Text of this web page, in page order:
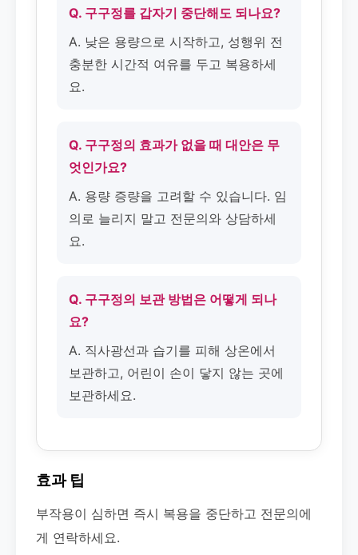
Q. 구구정를 갑자기 중단해도 되나요?
A. 낮은 용량으로 시작하고, 성행위 전
충분한 시간적 여유를 두고 복용하세
요.
Q. 구구정의 효과가 없을 때 대안은 무
엇인가요?
A. 용량 증량을 고려할 수 있습니다. 임
의로 늘리지 말고 전문의와 상담하세
요.
Q. 구구정의 보관 방법은 어떻게 되나
요?
A. 직사광선과 습기를 피해 상온에서
보관하고, 어린이 손이 닿지 않는 곳에
보관하세요.
효과 팁
부작용이 심하면 즉시 복용을 중단하고 전문의에
게 연락하세요.